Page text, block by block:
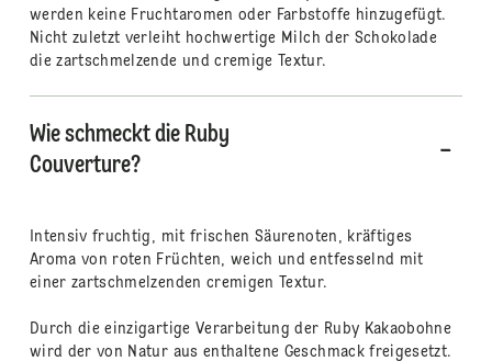
werden keine Fruchtaromen oder Farbstoffe hinzugefügt.
Nicht zuletzt verleiht hochwertige Milch der Schokolade
die zartschmelzende und cremige Textur.
Wie schmeckt die Ruby
Couverture?
Intensiv fruchtig, mit frischen Säurenoten, kräftiges
Aroma von roten Früchten, weich und entfesselnd mit
einer zartschmelzenden cremigen Textur.
Durch die einzigartige Verarbeitung der Ruby Kakaobohne
wird der von Natur aus enthaltene Geschmack freigesetzt.